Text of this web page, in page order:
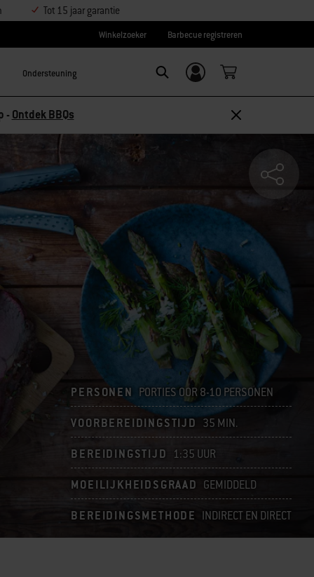
Tot 15 jaar garantie
Winkelzoeker Barbecue registreren
Ondersteuning
Inloggen/
aanmelden
- Ontdek BBQs
PERSONEN PORTIES OOR 8-10 PERSONEN
VOORBEREIDINGSTIJD 35 MIN.
BEREIDINGSTIJD 1:35 UUR
MOEILIJKHEIDSGRAAD GEMIDDELD
BEREIDINGSMETHODE INDIRECT EN DIRECT